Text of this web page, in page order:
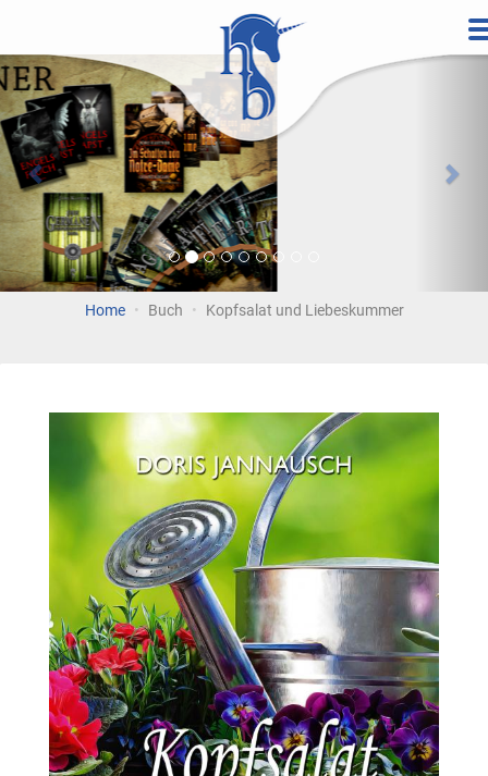
InhaltVorherige
Home Buch Kopfsalat und Liebeskummer